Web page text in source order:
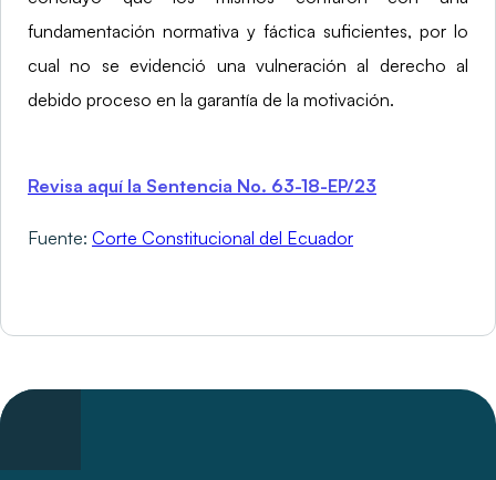
fundamentación normativa y fáctica suficientes, por lo
cual no se evidenció una vulneración al derecho al
debido proceso en la garantía de la motivación.
Revisa aquí la Sentencia No. 63-18-EP/23
Fuente: Corte Constitucional del Ecuador